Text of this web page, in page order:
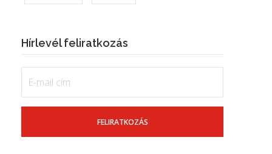
Hírlevél feliratkozás